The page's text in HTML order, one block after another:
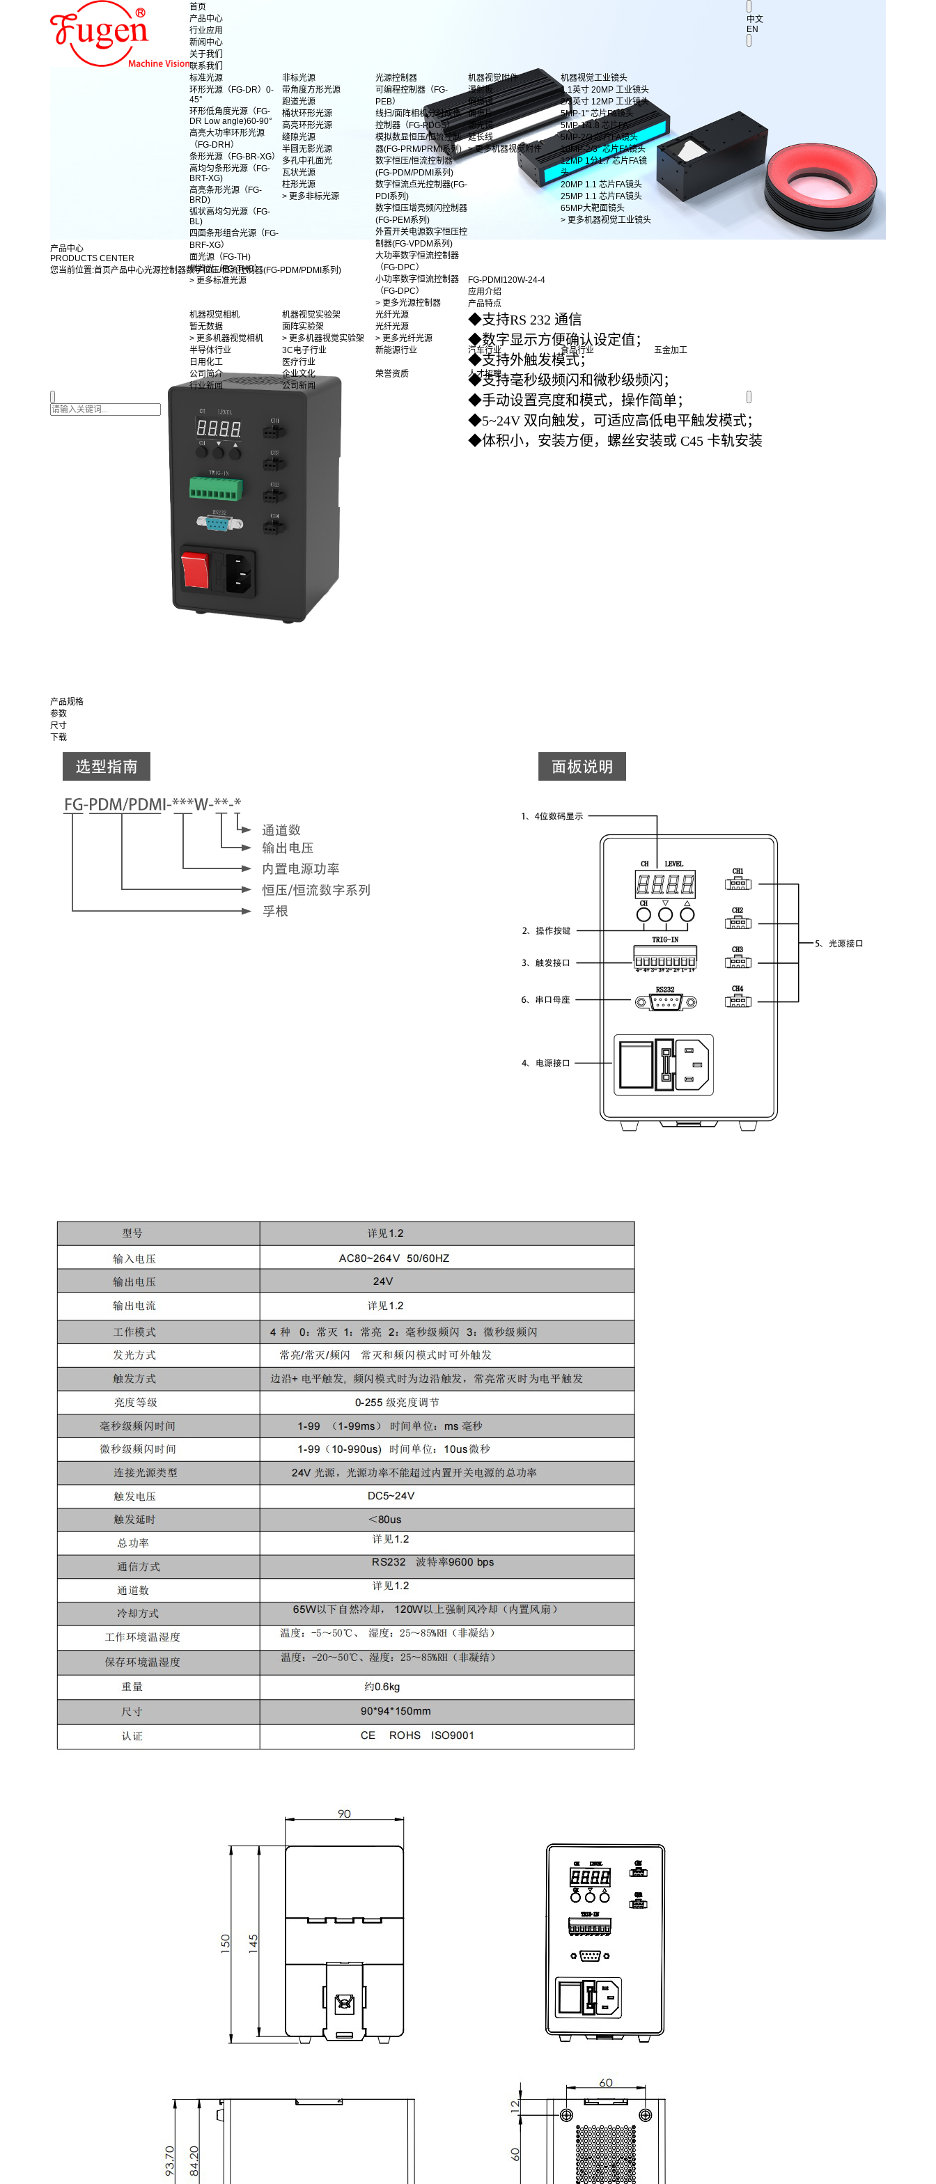
首页
产品中心
行业应用
新闻中心
关于我们
联系我们
标准光源
环形光源（FG-DR）0-
45°
环形低角度光源（FG-
DR Low angle)60-90°
高亮大功率环形光源
（FG-DRH）
条形光源（FG-BR-XG）
高均匀条形光源（FG-
BRT-XG)
高亮条形光源（FG-
BRD)
弧状高均匀光源（FG-
BL)
四面条形组合光源（FG-
BRF-XG）
面光源（FG-TH)
侧背光（FG-THC）
> 更多标准光源
非标光源
带角度方形光源
跑道光源
桶状环形光源
高亮环形光源
缝隙光源
半圆无影光源
多孔中孔面光
瓦状光源
柱形光源
> 更多非标光源
光源控制器
可编程控制器（FG-
PEB）
线扫/面阵相机分时成像
控制器（FG-PDGS）
模拟数显恒压/恒流控制
器(FG-PRM/PRMI系列)
数字恒压/恒流控制器
(FG-PDM/PDMI系列)
数字恒流点光控制器(FG-
PDI系列)
数字恒压增亮频闪控制器
(FG-PEM系列)
外置开关电源数字恒压控
制器(FG-VPDM系列)
大功率数字恒流控制器
（FG-DPC）
小功率数字恒流控制器
（FG-DPC）
> 更多光源控制器
机器视觉附件
漫射板
偏振镜
偏振片
滤光镜
延长线
> 更多机器视觉附件
机器视觉工业镜头
1.1英寸 20MP 工业镜头
2/3英寸 12MP 工业镜头
5MP-1" 芯片FA镜头
5MP-1/1.8 芯片FA
5MP-2/3 芯片FA镜头
10MP-2/3" 芯片FA镜头
12MP 1分1.7 芯片FA镜
头
20MP 1.1 芯片FA镜头
25MP 1.1 芯片FA镜头
65MP大靶面镜头
> 更多机器视觉工业镜头
机器视觉相机
暂无数据
> 更多机器视觉相机
机器视觉实验架
面阵实验架
> 更多机器视觉实验架
光纤光源
光纤光源
> 更多光纤光源
半导体行业
3C电子行业 新能源行业 汽车行业 食品行业
五金加工
日用化工
医疗行业
公司简介
企业文化 荣誉资质
人才招聘
行业新闻
公司新闻
中文
EN
产品中心
PRODUCTS CENTER
您当前位置:首页产品中心光源控制器数字恒压/恒流控制器(FG-PDM/PDMI系列)
FG-PDMI120W-24-4
应用介绍
产品特点
◆支持RS 232 通信
◆数字显示方便确认设定值；
◆支持外触发模式；
◆支持毫秒级频闪和微秒级频闪；
◆手动设置亮度和模式，操作简单；
◆5~24V 双向触发，可适应高低电平触发模式；
◆体积小，安装方便，螺丝安装或 C45 卡轨安装
产品规格
参数
尺寸
下载